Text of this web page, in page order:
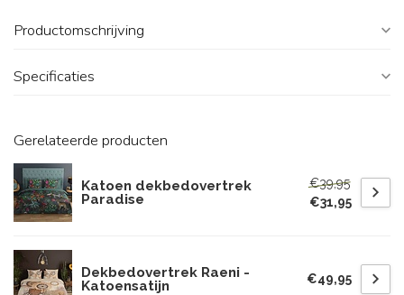
Productomschrijving
Specificaties
Gerelateerde producten
Katoen dekbedovertrek
Paradise
€39,95
€31,95
Dekbedovertrek Raeni -
Katoensatijn
€49,95